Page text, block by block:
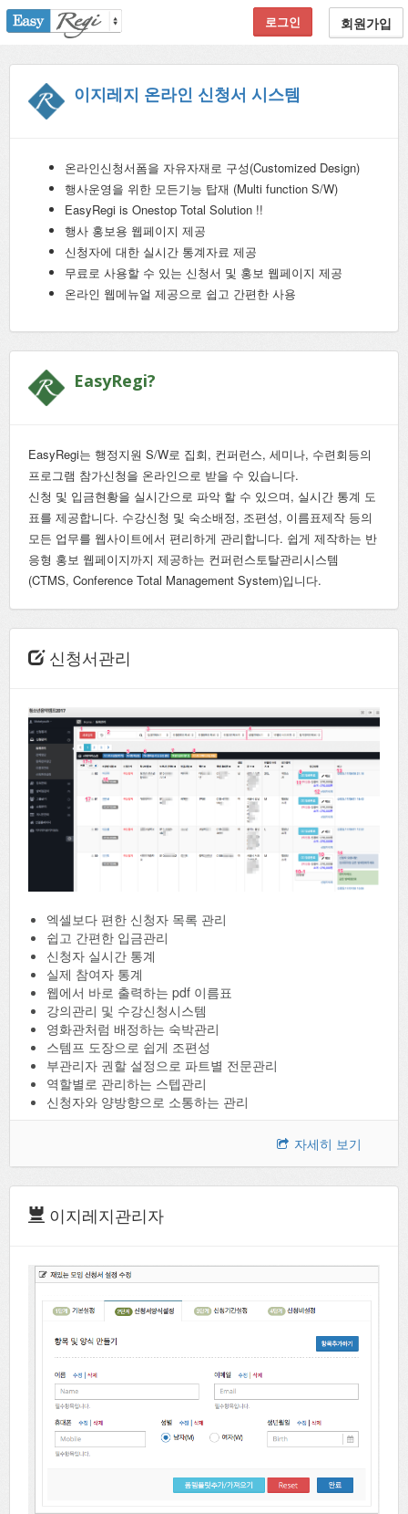
로그인 회원가입
이지레지 온라인 신청서 시스템
온라인신청서폼을 자유자재로 구성(Customized Design)
행사운영을 위한 모든기능 탑재 (Multi function S/W)
EasyRegi is Onestop Total Solution !!
행사 홍보용 웹페이지 제공
신청자에 대한 실시간 통계자료 제공
무료로 사용할 수 있는 신청서 및 홍보 웹페이지 제공
온라인 웹메뉴얼 제공으로 쉽고 간편한 사용
EasyRegi?
EasyRegi는 행정지원 S/W로 집회, 컨퍼런스, 세미나, 수련회등의
프로그램 참가신청을 온라인으로 받을 수 있습니다.
신청 및 입금현황을 실시간으로 파악 할 수 있으며, 실시간 통계 도
표를 제공합니다. 수강신청 및 숙소배정, 조편성, 이름표제작 등의
모든 업무를 웹사이트에서 편리하게 관리합니다. 쉽게 제작하는 반
응형 홍보 웹페이지까지 제공하는 컨퍼런스토탈관리시스템
(CTMS, Conference Total Management System)입니다.
신청서관리
엑셀보다 편한 신청자 목록 관리
쉽고 간편한 입금관리
신청자 실시간 통계
실제 참여자 통계
웹에서 바로 출력하는 pdf 이름표
강의관리 및 수강신청시스템
영화관처럼 배정하는 숙박관리
스템프 도장으로 쉽게 조편성
부관리자 권할 설정으로 파트별 전문관리
역할별로 관리하는 스텝관리
신청자와 양방향으로 소통하는 관리
자세히 보기
이지레지관리자